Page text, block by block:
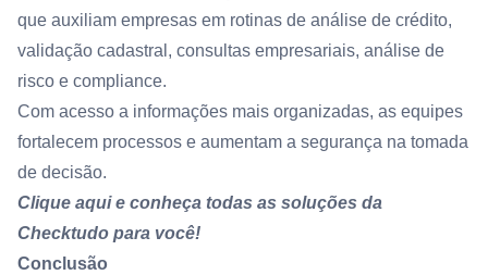
que auxiliam empresas em rotinas de análise de crédito,
validação cadastral, consultas empresariais, análise de
risco e compliance.
Com acesso a informações mais organizadas, as equipes
fortalecem processos e aumentam a segurança na tomada
de decisão.
Clique aqui e conheça todas as soluções da
Checktudo para você!
Conclusão